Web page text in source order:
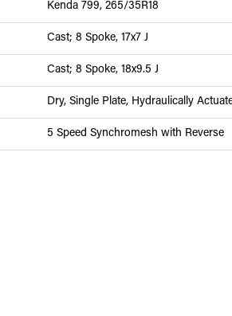
Kenda 799, 265/35R18
Cast; 8 Spoke, 17x7 J
Cast; 8 Spoke, 18x9.5 J
Dry, Single Plate, Hydraulically
5 Speed Synchromesh with Reverse